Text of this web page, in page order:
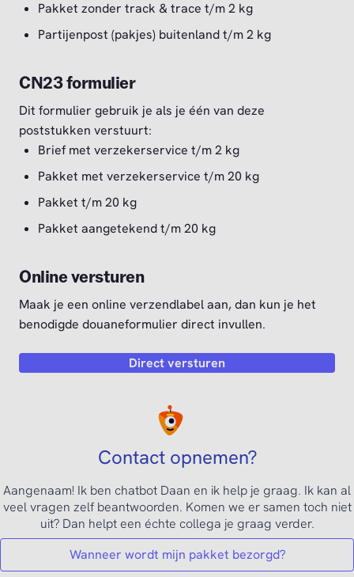
Pakket zonder track & trace t/m 2 kg
Partijenpost (pakjes) buitenland t/m 2 kg
CN23 formulier
Dit formulier gebruik je als je één van deze
poststukken verstuurt:
Brief met verzekerservice t/m 2 kg
Pakket met verzekerservice t/m 20 kg
Pakket t/m 20 kg
Pakket aangetekend t/m 20 kg
Online versturen
Maak je een online verzendlabel aan, dan kun je het
benodigde douaneformulier direct invullen.
Direct versturen